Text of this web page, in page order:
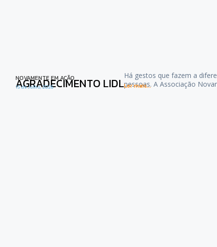
NOVAMENTE EM AÇÃO
AGRADECIMENTO LIDL
15 de Julho, 2026
Há gestos que fazem a
pessoas. A Associação
Ler mais...